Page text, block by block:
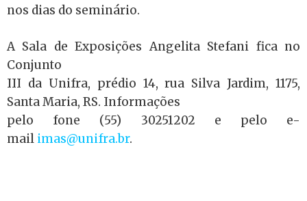
nos dias do seminário.
A Sala de Exposições Angelita Stefani fica no
Conjunto
III da Unifra, prédio 14, rua Silva Jardim, 1175,
Santa Maria, RS. Informações
pelo fone (55) 30251202 e pelo e-
mail imas@unifra.br.